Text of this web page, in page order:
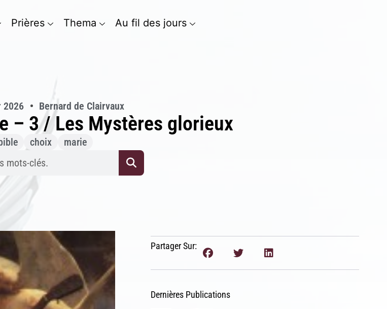
Prières Thema Au fil des jours
2026 Bernard de Clairvaux
– 3 / Les Mystères glorieux
choix marie
Partager Sur:
Dernières Publications